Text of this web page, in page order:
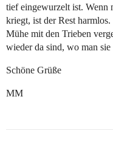
tief eingewurzelt ist. Wenn
kriegt, ist der Rest
Mühe mit den Trieben
wieder da sind, wo man sie
Schöne Grüße
MM